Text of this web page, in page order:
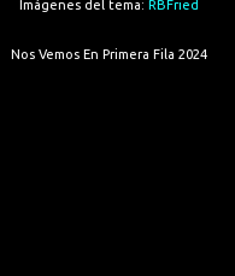
Imágenes del tema: RBFried
Nos Vemos En Primera Fila 2024